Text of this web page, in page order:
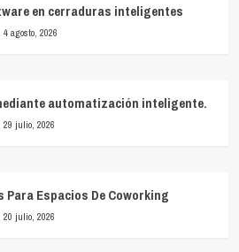
en cerraduras inteligentes
4 agosto, 2026
automatización inteligente.
29 julio, 2026
Espacios De Coworking
20 julio, 2026